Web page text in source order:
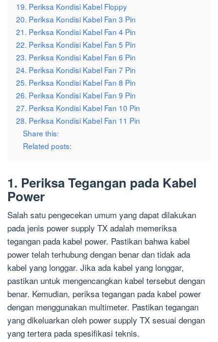
19. Periksa Kondisi Kabel Floppy
20. Periksa Kondisi Kabel Fan 3 Pin
21. Periksa Kondisi Kabel Fan 4 Pin
22. Periksa Kondisi Kabel Fan 5 Pin
23. Periksa Kondisi Kabel Fan 6 Pin
24. Periksa Kondisi Kabel Fan 7 Pin
25. Periksa Kondisi Kabel Fan 8 Pin
26. Periksa Kondisi Kabel Fan 9 Pin
27. Periksa Kondisi Kabel Fan 10 Pin
28. Periksa Kondisi Kabel Fan 11 Pin
Share this:
Related posts:
1. Periksa Tegangan pada Kabel
Power
Salah satu pengecekan umum yang dapat dilakukan
pada jenis power supply TX adalah memeriksa
tegangan pada kabel power. Pastikan bahwa kabel
power telah terhubung dengan benar dan tidak ada
kabel yang longgar. Jika ada kabel yang longgar,
pastikan untuk mengencangkan kabel tersebut dengan
benar. Kemudian, periksa tegangan pada kabel power
dengan menggunakan multimeter. Pastikan tegangan
yang dikeluarkan oleh power supply TX sesuai dengan
yang tertera pada spesifikasi teknis.